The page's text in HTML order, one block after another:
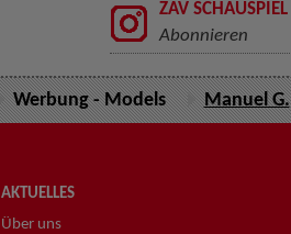
ZAV SCHAUSPIEL
Abonnieren
Werbung - Models Manuel G.
AKTUELLES
Über uns